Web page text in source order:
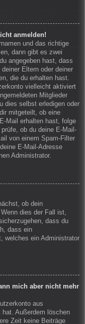
anmelden!
und das richtige
dann gibt es zwei
angegeben hast, dass
Eltern oder deiner
die du erhalten hast.
vielleicht aktiviert
Mitglieder
dies selbst erledigen oder
mitgeteilt, ob eine
Mail erhalten hast, folge
ob du deine E-Mail-
von einem Spam-Filter
E-Mail-Adresse
Administrator.
ob dein
dies der Fall ist,
dass du
dass ein
welches ein Administrator
mich aber nicht mehr
aus
Außerdem löschen
Zeit keine Beiträge